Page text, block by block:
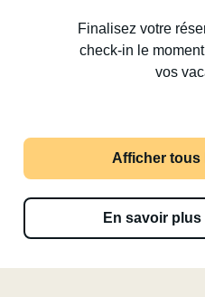
Finalisez votre
check-in le
vos
Afficher tous
En savoir